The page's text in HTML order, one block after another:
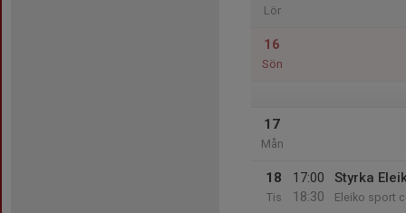
Lör
16
Sön
17
Mån
18
Tis
17:00
18:30
Styrka
Eleiko sport